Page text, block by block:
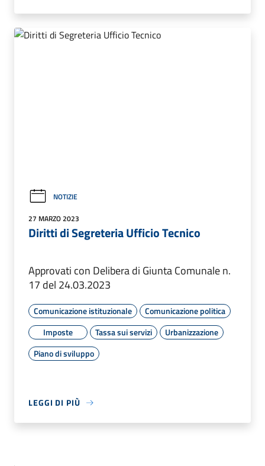
NOTIZIE
27 MARZO 2023
Diritti di Segreteria Ufficio Tecnico
Approvati con Delibera di Giunta Comunale n.
17 del 24.03.2023
Comunicazione istituzionale
Comunicazione politica
Imposte
Tassa sui servizi
Urbanizzazione
Piano di sviluppo
LEGGI DI PIÙ